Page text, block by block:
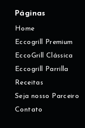
Páginas
Home
Eccogrill Premium
EccoGrill Clássica
Eccogrill Parrilla
Receitas
Seja nosso Parceiro
Contato